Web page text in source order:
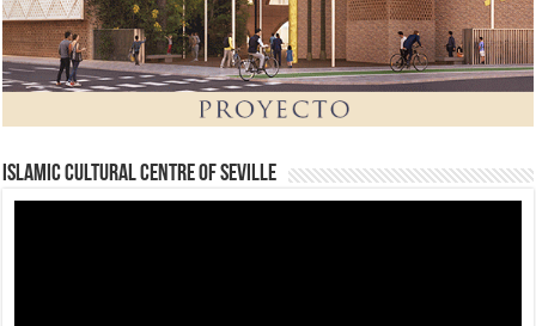
Islamic Cultural Centre of Seville